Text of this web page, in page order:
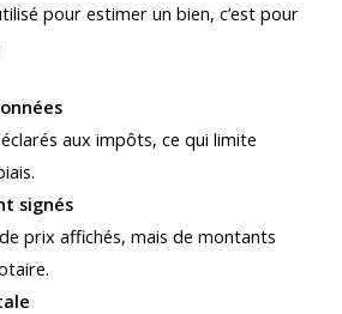
pour estimer un bien, c’est pour
aux impôts, ce qui limite
signés
prix affichés, mais de montants